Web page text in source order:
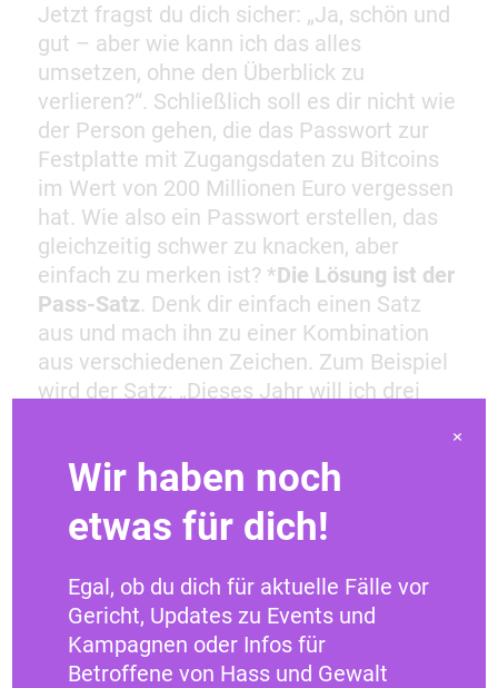
Jetzt fragst du dich sicher: „Ja, schön und
gut – aber wie kann ich das alles
umsetzen, ohne den Überblick zu
verlieren?“. Schließlich soll es dir nicht wie
der Person gehen, die das Passwort zur
Festplatte mit Zugangsdaten zu Bitcoins
im Wert von 200 Millionen Euro vergessen
hat. Wie also ein Passwort erstellen, das
gleichzeitig schwer zu knacken, aber
einfach zu merken ist? *Die Lösung ist der
Pass-Satz. Denk dir einfach einen Satz
aus und mach ihn zu einer Kombination
aus verschiedenen Zeichen. Zum Beispiel
wird der Satz: „Dieses Jahr will ich drei
Eine andere Möglichkeit bietet
ein neues Passwort erstellen kannst.
Alles, was du dafür brauchst ist ein Würfel
und eineListemit Begriffen, die den
Wir haben noch
etwas für dich!
Egal, ob du dich für aktuelle Fälle vor
Gericht, Updates zu Events und
Kampagnen oder Infos für
Betroffene von Hass und Gewalt
×